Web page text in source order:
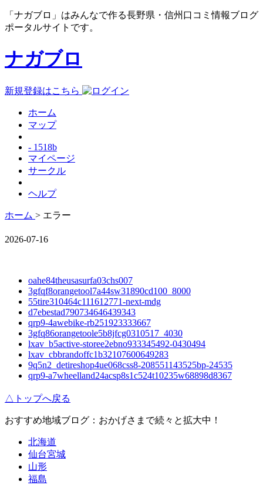
「ナガブロ」はみんなで作る長野県・信州口コミ情報ブログ
ポータルサイトです。
ナガブロ
新規登録はこちら
ホーム
マップ
- 1518b
マイページ
サークル
ヘルプ
ホーム > エラー
2026-07-16
oahe84theusasurfa03chs007
3gfqf8orangetool7a44sw31890cd100_8000
55tire310464c111612771-next-mdg
d7ebestad790734646439343
qrp9-4awebike-rb251923333667
3gfq86orangetoole5b8jfcg0310517_4030
lxav_b5active-storee2ebno933345492-0430494
lxav_cbbrandoffc1b32107600649283
9q5n2_detireshop4ue068css8-208551143525bp-24535
qrp9-a7wheelland24acsp8s1c524t10235w68898d8367
△トップへ戻る
おすすめ地域ブログ：おかげさまで続々と拡大中！
北海道
仙台宮城
山形
福島